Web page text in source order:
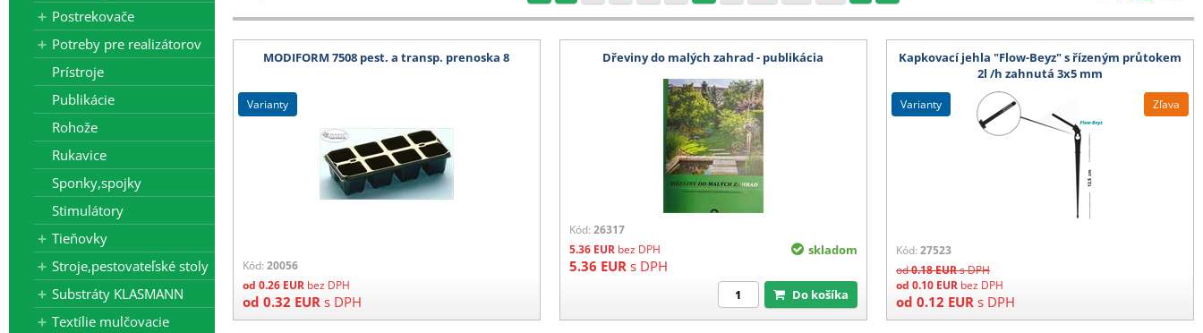
Postrekovače
Potreby pre realizátorov
Prístroje
Publikácie
Rohože
Rukavice
Sponky,spojky
Stimulátory
Tieňovky
Stroje,pestovateľské stoly
Substráty KLASMANN
Textílie mulčovacie
MODIFORM 7508 pest. a transp. prenoska 8
Kód: 20056
od 0.26 EUR bez DPH
od 0.32 EUR s DPH
varianty
Dřeviny do malých zahrad - publikácia
Kód:26317
5.36 EUR bez DPH
5.36 EUR s DPH
skladom
Do košíka
Kapkovací jehla "Flow-Beyz" s řízeným průtokem
2l /h zahnutá 3x5 mm
Kód:27523
od0.18EURs DPH
Zľava
od0.10 EUR bez DPH
od0.12 EUR s DPH
varianty